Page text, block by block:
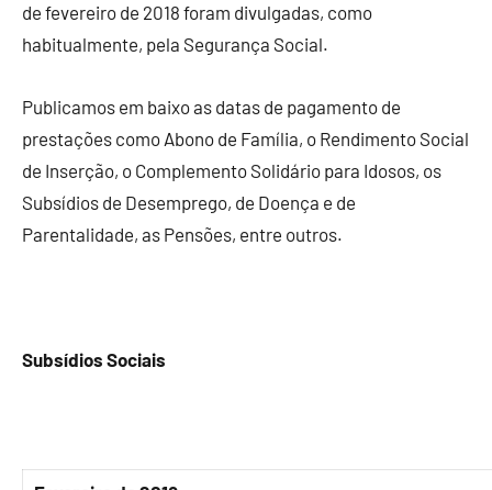
de fevereiro de 2018 foram divulgadas, como
habitualmente, pela Segurança Social.
Publicamos em baixo as datas de pagamento de
prestações como Abono de Família, o Rendimento Social
de Inserção, o Complemento Solidário para Idosos, os
Subsídios de Desemprego, de Doença e de
Parentalidade, as Pensões, entre outros.
Subsídios Sociais